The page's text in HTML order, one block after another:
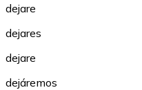
dejare
dejares
dejare
dejáremos